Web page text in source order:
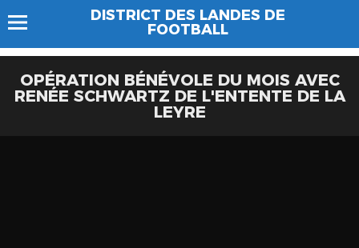
DISTRICT DES LANDES DE
FOOTBALL
OPÉRATION BÉNÉVOLE DU MOIS AVEC
RENÉE SCHWARTZ DE L'ENTENTE DE LA
LEYRE